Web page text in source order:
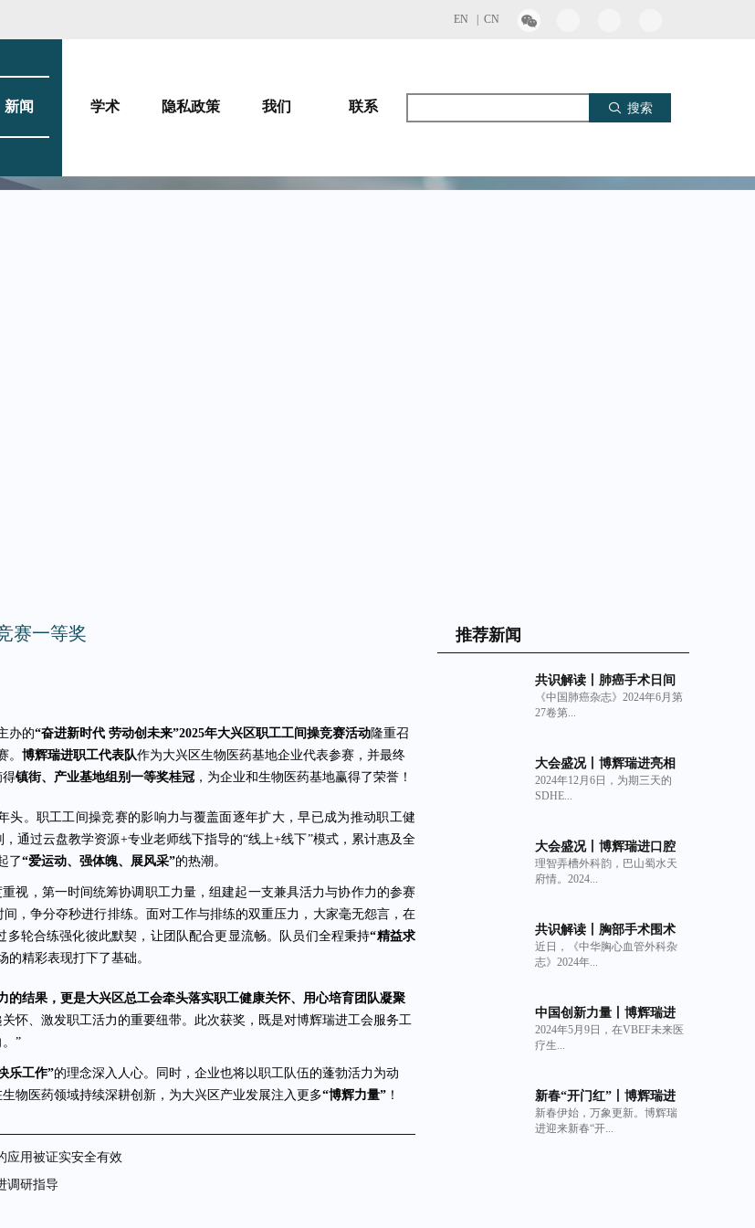
CN
EN |
新闻 学术 隐私政策 我们 联系 搜索
赛一等奖
办的“奋进新时代 劳动创未来”2025年大兴区职工工间操竞赛活动隆重召
。 博辉瑞进职工代表队作为大兴区生物医药基地企业代表参赛，并最终
得镇街、产业基地组别一等奖桂冠 ，为企业和生物医药基地赢得了荣誉！
头。职工工间操竞赛的影响力与覆盖面逐年扩大，早已成为推动职工健
，通过云盘教学资源+专业老师线下指导的“线上+线下”模式，累计惠及全
了“爱运动、强体魄、展风采”的热潮。
，第一时间统筹协调职工力量，组建起一支兼具活力与协作力的参赛
，争分夺秒进行排练。面对工作与排练的双重压力，大家毫无怨言，在
轮合练强化彼此默契，让团队配合更显流畅。队员们全程秉持“精益求
精彩表现打下了基础。
的结果，更是大兴区总工会牵头落实职工健康关怀、用心培育团队凝聚
怀、激发职工活力的重要纽带。此次获奖，既是对博辉瑞进工会服务工
”
乐工作”的理念深入人心。同时，企业也将以职工队伍的蓬勃活力为动
物医药领域持续深耕创新，为大兴区产业发展注入更多“博辉力量” ！
应用被证实安全有效
调研指导
推荐新闻
共识解读丨肺癌手术日间
化管理中国专家共识
（2024年版）与非交联猪
外基质材料生物补片的临
床获益
《中国肺癌杂志》2024年6月第
27卷第...
大会盛况丨博辉瑞进亮相
2024深圳亚太口腔展
2024年12月6日，为期三天的
SDHE...
大会盛况丨博辉瑞进口腔
系列产品亮相中华口腔医
学会牙及牙槽外科专业委
理智弄槽外科韵，巴山蜀水天
府情。2024...
共识解读丨胸部手术围术
期持续性肺漏气管理策略
专家共识与非交联猪小肠
质材料生物补片的临床获
益
近日，《中华胸心血管外科杂
志》2024年...
中国创新力量丨博辉瑞进
荣登2024 VBEF“医疗健康
产业创新力产品榜”
2024年5月9日，在VBEF未来医
疗生...
新春“开门红”丨博辉瑞进
可吸收口腔生物膜Oral
Matrix获美国FDA 510(k)
新春伊始，万象更新。博辉瑞
进迎来新春“开...